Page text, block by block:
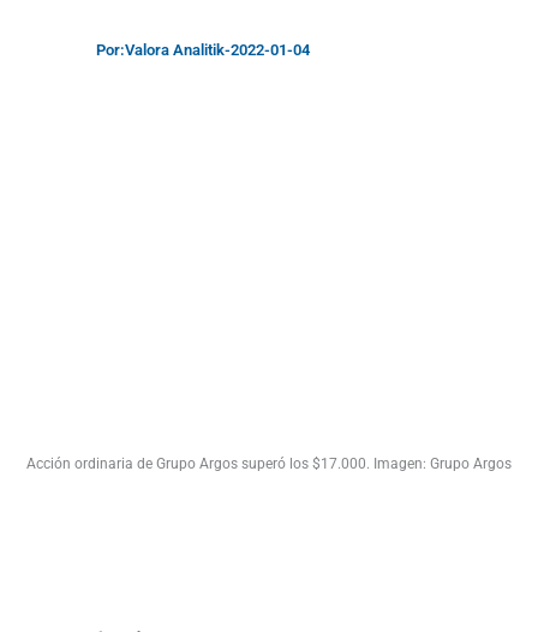
Por:Valora Analitik-2022-01-04
Acción ordinaria de Grupo Argos superó los $17.000. Imagen: Grupo Argos